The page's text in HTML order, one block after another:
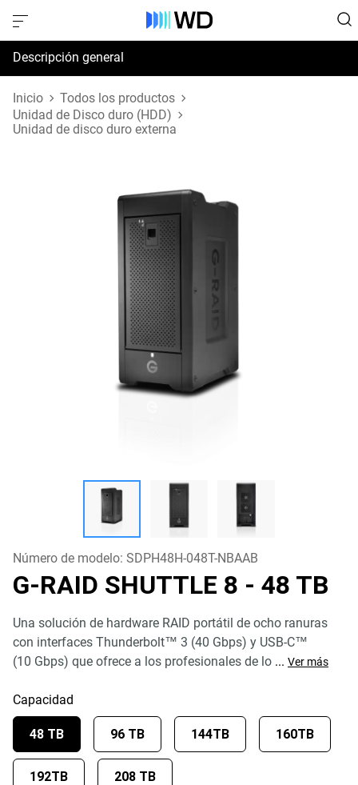
Descripción general
Especificaciones
Soporte y recursos
Inicio
Todos los productos
Unidad de Disco duro (HDD)
Unidad de disco duro externa
Número de modelo: SDPH48H-048T-NBAAB
G-RAID SHUTTLE 8 - 48 TB
Una solución de hardware RAID portátil de ocho ranuras
con interfaces Thunderbolt™ 3 (40 Gbps) y USB-C™
(10 Gbps) que ofrece a los profesionales de lo ... Ver más
Capacidad
48 TB 96 TB 144TB 160TB
192TB 208 TB